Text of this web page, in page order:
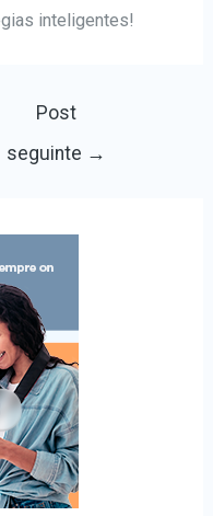
inteligentes!
Post
seguinte →